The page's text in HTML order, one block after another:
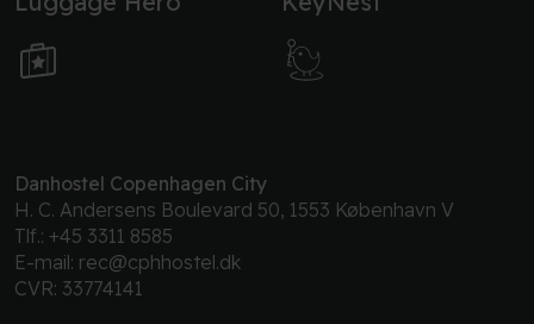
Danhostel Copenhagen City
H. C. Andersens Boulevard 50, 1553 København V
Tlf.: +45 3311 8585
E-mail: rec@cphhostel.dk
CVR: 33774141